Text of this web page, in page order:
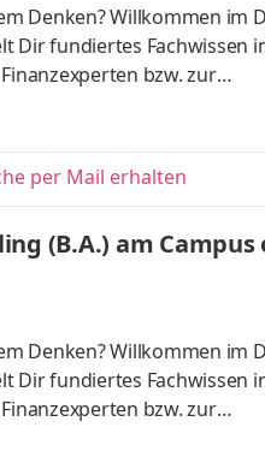
Denken? Willkommen im
Dir fundiertes Fachwissen
bzw. zur
Ort oder ganz flexibel
Du kannst Dein
Bachelorstudium
per Mail erhalten
(B.A.) am
Denken? Willkommen im
Dir fundiertes Fachwissen
bzw. zur
Ort oder ganz flexibel